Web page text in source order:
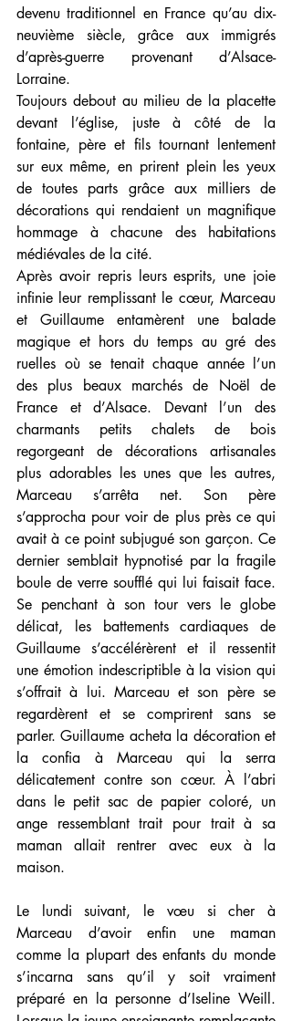
devenu traditionnel en France qu’au dix-
neuvième siècle, grâce aux immigrés
d’après-guerre provenant d’Alsace-
Lorraine.
Toujours debout au milieu de la placette
devant l’église, juste à côté de la
fontaine, père et fils tournant lentement
sur eux même, en prirent plein les yeux
de toutes parts grâce aux milliers de
décorations qui rendaient un magnifique
hommage à chacune des habitations
médiévales de la cité.
Après avoir repris leurs esprits, une joie
infinie leur remplissant le cœur, Marceau
et Guillaume entamèrent une balade
magique et hors du temps au gré des
ruelles où se tenait chaque année l’un
des plus beaux marchés de Noël de
France et d’Alsace. Devant l’un des
charmants petits chalets de bois
regorgeant de décorations artisanales
plus adorables les unes que les autres,
Marceau s’arrêta net. Son père
s’approcha pour voir de plus près ce qui
avait à ce point subjugué son garçon. Ce
dernier semblait hypnotisé par la fragile
boule de verre soufflé qui lui faisait face.
Se penchant à son tour vers le globe
délicat, les battements cardiaques de
Guillaume s’accélérèrent et il ressentit
une émotion indescriptible à la vision qui
s’offrait à lui. Marceau et son père se
regardèrent et se comprirent sans se
parler. Guillaume acheta la décoration et
la confia à Marceau qui la serra
délicatement contre son cœur. À l’abri
dans le petit sac de papier coloré, un
ange ressemblant trait pour trait à sa
maman allait rentrer avec eux à la
maison.
Le lundi suivant, le vœu si cher à
Marceau d’avoir enfin une maman
comme la plupart des enfants du monde
s’incarna sans qu’il y soit vraiment
préparé en la personne d’Iseline Weill.